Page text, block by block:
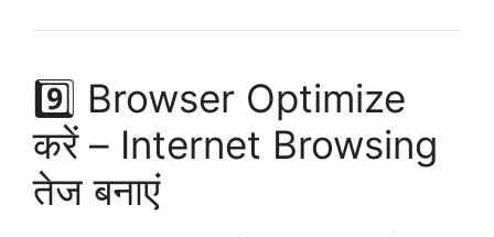
9️⃣ Browser Optimize
करें – Internet Browsing
तेज बनाएं